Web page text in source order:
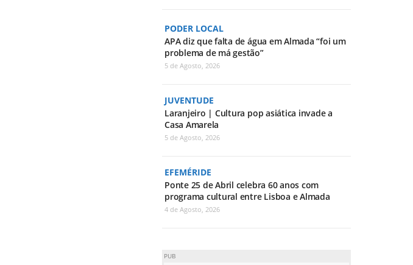
PODER LOCAL
APA diz que falta de água em Almada “foi um
problema de má gestão”
5 de Agosto, 2026
JUVENTUDE
Laranjeiro | Cultura pop asiática invade a
Casa Amarela
5 de Agosto, 2026
EFEMÉRIDE
Ponte 25 de Abril celebra 60 anos com
programa cultural entre Lisboa e Almada
4 de Agosto, 2026
PUB